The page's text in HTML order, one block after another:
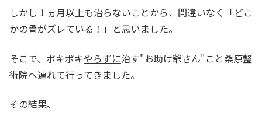
しかし１ヵ月以上も治らないことから、間違いなく「どこ
かの骨がズレている！」と思いました。
そこで、ボキボキやらずに治す"お助け爺さん"こと桑原整
術院へ連れて行ってきました。
その結果、